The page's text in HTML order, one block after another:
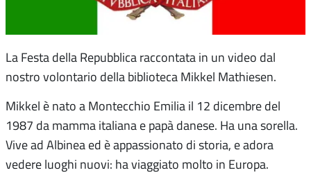
La Festa della Repubblica raccontata in un video dal
nostro volontario della biblioteca Mikkel Mathiesen.
Mikkel è nato a Montecchio Emilia il 12 dicembre del
1987 da mamma italiana e papà danese. Ha una sorella.
Vive ad Albinea ed è appassionato di storia, e adora
vedere luoghi nuovi: ha viaggiato molto in Europa.